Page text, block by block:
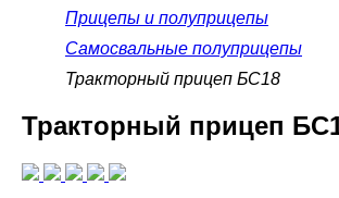
Прицепы и полуприцепы
Самосвальные полуприцепы
Тракторный прицеп БС18
Тракторный прицеп